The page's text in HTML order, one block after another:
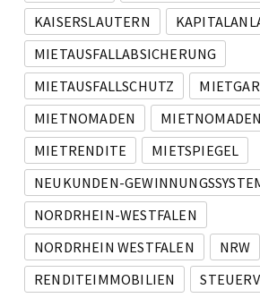
KAISERSLAUTERN
MIETAUSFALLABSICHERUNG
MIETAUSFALLSCHUTZ
MIETNOMADEN
MIETRENDITE
MIETSPIEGEL
NEUKUNDEN-
NORDRHEIN-WESTFALEN
NORDRHEIN WESTFALEN
NRW
RENDITEIMMOBILIEN